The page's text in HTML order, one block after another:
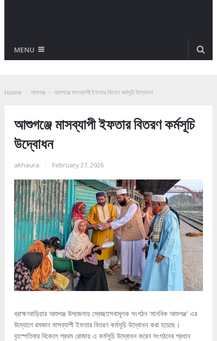
MENU
Home - আশুগঞ্জ - আশুগঞ্জে মাসব্যাপী ইফতার বিতরণ কর্মসূচি উদ্বোধন
আশুগঞ্জে মাসব্যাপী ইফতার বিতরণ কর্মসূচি
উদ্বোধন
akhaura February 27, 2026
ব্রাহ্মণবাড়িয়ার আশুগঞ্জ উপজেলায় স্বেচ্ছাসেবামূলক সংগঠন ‘মানবিক আশুগঞ্জ’ এর
উদ্যোগে রমজান মাসব্যাপী ইফতার বিতরণ কর্মসূচি উদ্বোধন করা হয়েছে।
বৃহস্পতিবার বিকেলে প্রথম রোজায় এ কর্মসূচি উদ্বোধন করেন সংগঠনের প্রধান